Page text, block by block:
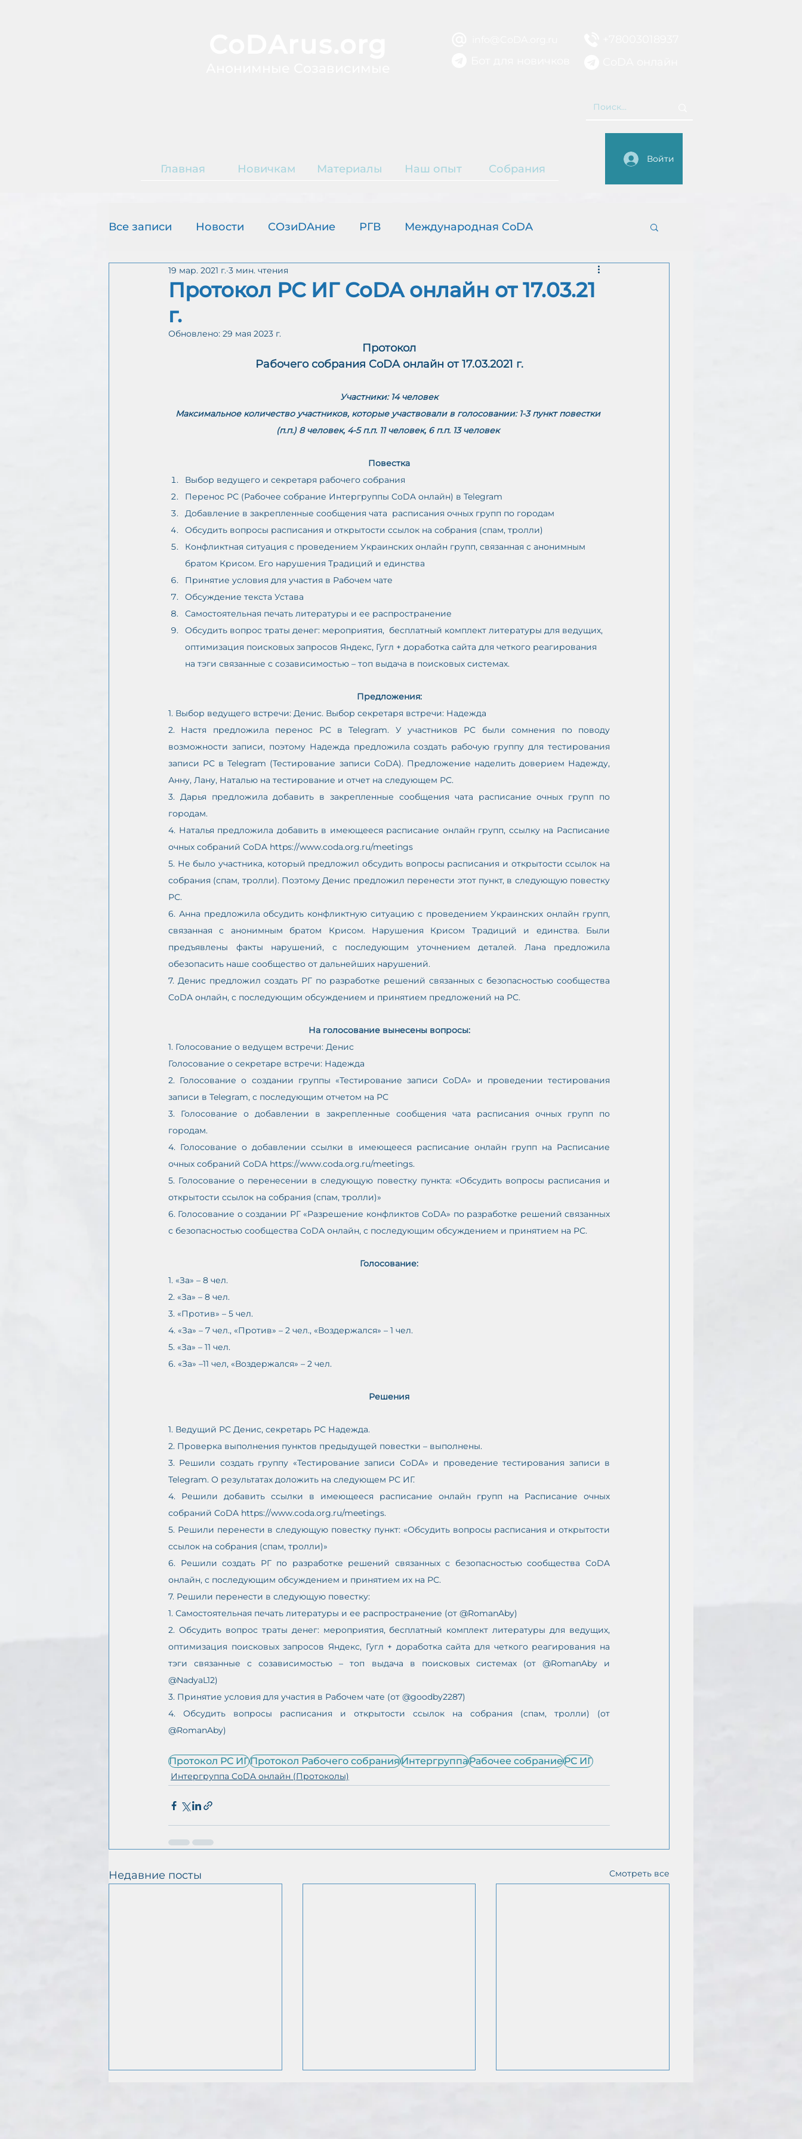
К
Р ВЫЗДОРОВЛЕНИЕ
У
В
Ж
ЕНИЕ
САМ
-
Главная Новичкам Материалы Наш опыт Собрания
Войти
Все записи Новости COзиDAние РГВ Международная CoDA
Интергруппа CoDA онлайн (Протоколы)
Протокол РС ИГ CoDA онлайн от 17.03.21
г.
19 мар. 2021 г. 3 мин. чтения
Обновлено: 29 мая 2023 г.
Протокол
Рабочего собрания CoDA онлайн от 17.03.2021 г.
Участники: 14 человек
Максимальное количество участников, которые участвовали в голосовании: 1-3 пункт повестки
(п.п.) 8 человек, 4-5 п.п. 11 человек, 6 п.п. 13 человек
Повестка
Выбор ведущего и секретаря рабочего собрания
Перенос РС (Рабочее собрание Интергруппы CoDA онлайн) в Telegram
Добавление в закрепленные сообщения чата  расписания очных групп по городам
Обсудить вопросы расписания и открытости ссылок на собрания (спам, тролли)
Конфликтная ситуация с проведением Украинских онлайн групп, связанная с анонимным
братом Крисом. Его нарушения Традиций и единства
Принятие условия для участия в Рабочем чате
Обсуждение текста Устава
Самостоятельная печать литературы и ее распространение
Обсудить вопрос траты денег: мероприятия,  бесплатный комплект литературы для ведущих,
оптимизация поисковых запросов Яндекс, Гугл + доработка сайта для четкого реагирования
на тэги связанные с созависимостью – топ выдача в поисковых системах.
Предложения:
1. Выбор ведущего встречи: Денис. Выбор секретаря встречи: Надежда
2. Настя предложила перенос РС в Telegram. У участников РС были сомнения по поводу
возможности записи, поэтому Надежда предложила создать рабочую группу для тестирования
записи РС в Telegram (Тестирование записи CoDA). Предложение наделить доверием Надежду,
Анну, Лану, Наталью на тестирование и отчет на следующем РС.
3. Дарья предложила добавить в закрепленные сообщения чата расписание очных групп по
городам.
4. Наталья предложила добавить в имеющееся расписание онлайн групп, ссылку на Расписание
очных собраний CoDA https://www.coda.org.ru/meetings
5. Не было участника, который предложил обсудить вопросы расписания и открытости ссылок на
собрания (спам, тролли). Поэтому Денис предложил перенести этот пункт, в следующую повестку
РС.
6. Анна предложила обсудить конфликтную ситуацию с проведением Украинских онлайн групп,
связанная с анонимным братом Крисом. Нарушения Крисом Традиций и единства. Были
предъявлены факты нарушений, с последующим уточнением деталей. Лана предложила
обезопасить наше сообщество от дальнейших нарушений.
7. Денис предложил создать РГ по разработке решений связанных с безопасностью сообщества
CoDA онлайн, с последующим обсуждением и принятием предложений на РС.
На голосование вынесены вопросы:
1. Голосование о ведущем встречи: Денис
Голосование о секретаре встречи: Надежда
2. Голосование о создании группы «Тестирование записи CoDA» и проведении тестирования
записи в Telegram, с последующим отчетом на РС
3. Голосование о добавлении в закрепленные сообщения чата расписания очных групп по
городам.
4. Голосование о добавлении ссылки в имеющееся расписание онлайн групп на Расписание
очных собраний CoDA https://www.coda.org.ru/meetings.
5. Голосование о перенесении в следующую повестку пункта: «Обсудить вопросы расписания и
открытости ссылок на собрания (спам, тролли)»
6. Голосование о создании РГ «Разрешение конфликтов CoDA» по разработке решений связанных
с безопасностью сообщества CoDA онлайн, с последующим обсуждением и принятием на РС.
Голосование:
1. «За» – 8 чел.
2. «За» – 8 чел.
3. «Против» – 5 чел.
4. «За» – 7 чел., «Против» – 2 чел., «Воздержался» – 1 чел.
5. «За» – 11 чел.
6. «За» –11 чел, «Воздержался» – 2 чел.
Решения
1. Ведущий РС Денис, секретарь РС Надежда.
2. Проверка выполнения пунктов предыдущей повестки – выполнены.
3. Решили создать группу «Тестирование записи CoDA» и проведение тестирования записи в
Telegram. О результатах доложить на следующем РС ИГ.
4. Решили добавить ссылки в имеющееся расписание онлайн групп на Расписание очных
собраний CoDA https://www.coda.org.ru/meetings.
5. Решили перенести в следующую повестку пункт: «Обсудить вопросы расписания и открытости
ссылок на собрания (спам, тролли)»
6. Решили создать РГ по разработке решений связанных с безопасностью сообщества CoDA
онлайн, с последующим обсуждением и принятием их на РС.
7. Решили перенести в следующую повестку:
1. Самостоятельная печать литературы и ее распространение (от @RomanAby)
2. Обсудить вопрос траты денег: мероприятия, бесплатный комплект литературы для ведущих,
оптимизация поисковых запросов Яндекс, Гугл + доработка сайта для четкого реагирования на
тэги связанные с созависимостью – топ выдача в поисковых системах (от @RomanAby и
@NadyaL12)
3. Принятие условия для участия в Рабочем чате (от @goodby2287)
4. Обсудить вопросы расписания и открытости ссылок на собрания (спам, тролли) (от
@RomanAby)
Протокол РС ИГПротокол Рабочего собранияИнтергруппаРабочее собраниеРС ИГ
Интергруппа CoDA онлайн (Протоколы)
Недавние посты Смотреть все